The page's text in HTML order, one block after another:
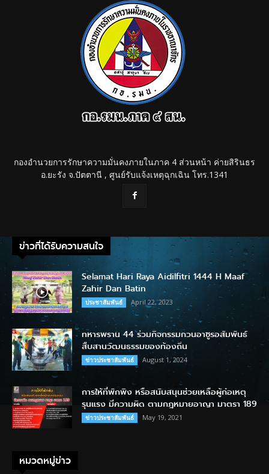
กองอำนวยการรักษาความมั่นคงภายในภาค 4 ส่วนหน้า ค่ายสิรินธร
อ.ยะรัง จ.ปัตตานี , ศูนย์รับแจ้งเหตุฉุกเฉิน โทร.1341
ข่าวที่ได้รับความสนใจ
Selamat Hari Raya Aidilfitri 1444 H Maaf
Zahir Dan Batin
ประชาสัมพันธ์ April 22, 2023
ทหารพราน 44 ร่วมกิจกรรมกวนอาซูรอสัมพันธ์
สืบสานวัฒนธรรมของท้องถิ่น
ข่าวประชาสัมพันธ์ August 1, 2024
การให้ที่พักพิง หรือสนับสนุนช่วยเหลือผู้ก่อเหตุ
รุนแรง มีความผิด ตามกฎหมายอาญา มาตรา 189
ข่าวประชาสัมพันธ์ May 19, 2021
หมวดหมู่ข่าว